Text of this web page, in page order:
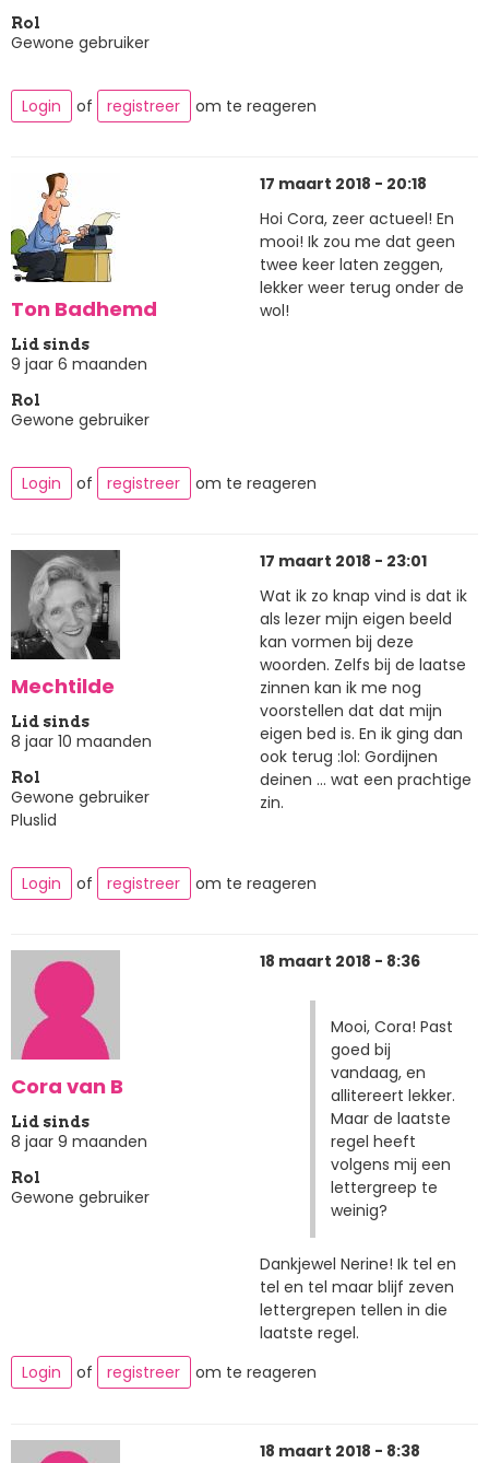
Rol
Gewone gebruiker
Login of registreer om te reageren
Ton Badhemd
Lid sinds
9 jaar 6 maanden
Rol
Gewone gebruiker
17 maart 2018 - 20:18
Hoi Cora, zeer actueel! En
mooi! Ik zou me dat geen
twee keer laten zeggen,
lekker weer terug onder de
wol!
Login of registreer om te reageren
Mechtilde
Lid sinds
8 jaar 10 maanden
Rol
Gewone gebruiker
Pluslid
17 maart 2018 - 23:01
Wat ik zo knap vind is dat ik
als lezer mijn eigen beeld
kan vormen bij deze
woorden. Zelfs bij de laatse
zinnen kan ik me nog
voorstellen dat dat mijn
eigen bed is. En ik ging dan
ook terug :lol: Gordijnen
deinen ... wat een prachtige
zin.
Login of registreer om te reageren
Cora van B
Lid sinds
8 jaar 9 maanden
Rol
Gewone gebruiker
18 maart 2018 - 8:36
Mooi, Cora! Past
goed bij
vandaag, en
allitereert lekker.
Maar de laatste
regel heeft
volgens mij een
lettergreep te
weinig?
Dankjewel Nerine! Ik tel en
tel en tel maar blijf zeven
lettergrepen tellen in die
laatste regel.
Login
of registreer om te reageren
18 maart 2018 - 8:38